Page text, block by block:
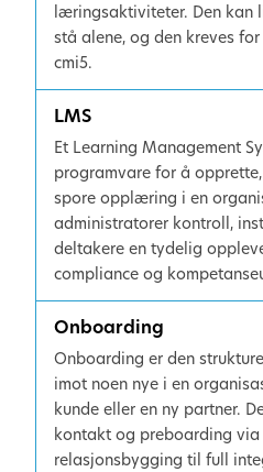
læringsaktiviteter. Den kan
stå alene, og den kreves
cmi5.
LMS
Et Learning Management
programvare for å
spore opplæring i en
administratorer kontroll,
deltakere en tydelig
compliance og
Onboarding
Onboarding er den
imot noen nye i en
kunde eller en ny partner.
kontakt og preboarding
relasjonsbygging til full